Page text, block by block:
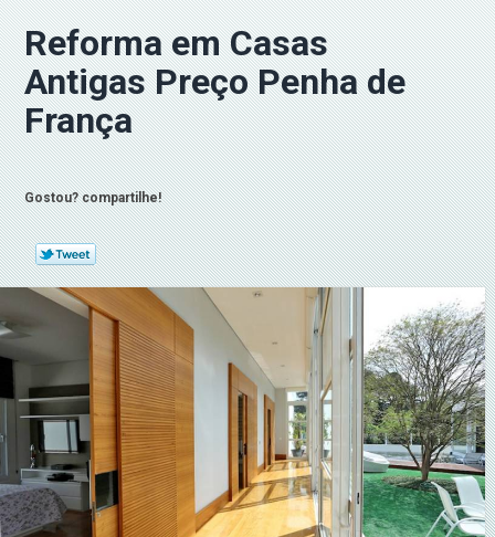
Reforma em Casas
Antigas Preço Penha de
França
Gostou? compartilhe!